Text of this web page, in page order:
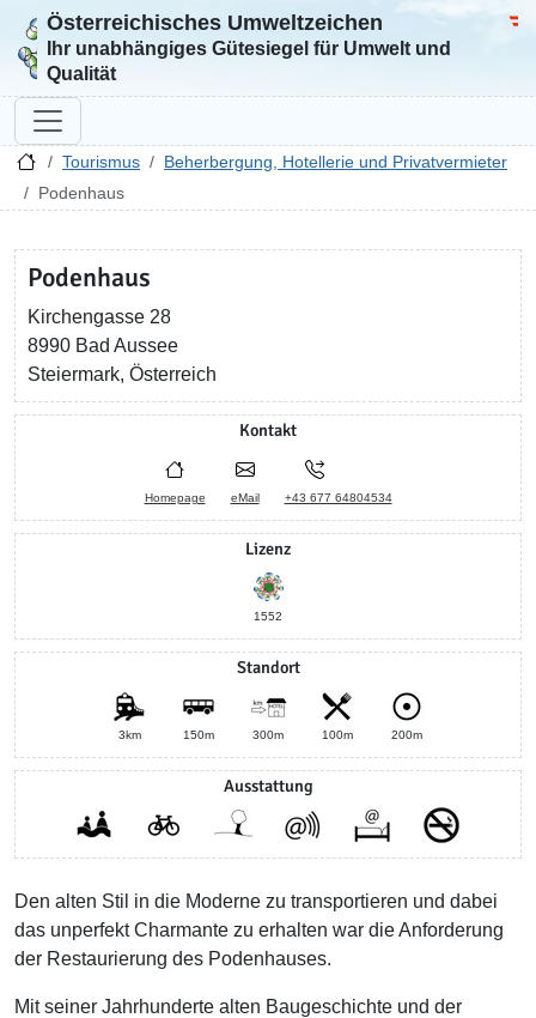
Zur Startseite
Österreichisches Umweltzeichen
Ihr unabhängiges Gütesiegel für Umwelt und
Qualität
Tourismus
Beherbergung, Hotellerie und Privatvermieter
Podenhaus
Podenhaus
Kirchengasse 28
8990 Bad Aussee
Steiermark, Österreich
Kontakt
Homepage eMail +43 677 64804534
Lizenz
1552
Standort
3km 150m 300m 100m 200m
Ausstattung
Den alten Stil in die Moderne zu transportieren und dabei
das unperfekt Charmante zu erhalten war die Anforderung
der Restaurierung des Podenhauses. ​
Mit seiner Jahrhunderte alten Baugeschichte und der